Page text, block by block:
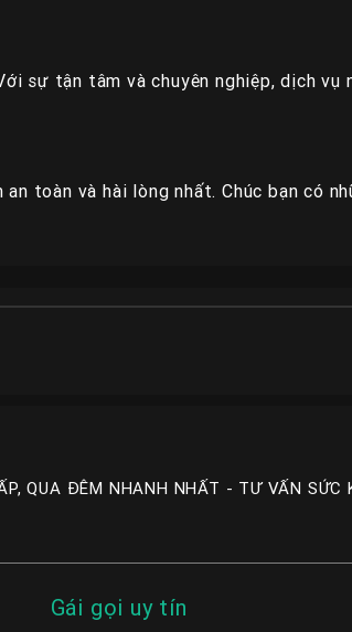
sự tận tâm và chuyên nghiệp, dịch vụ
toàn và hài lòng nhất. Chúc bạn có
QUA ĐÊM NHANH NHẤT - TƯ VẤN SỨC
Gái gọi uy tín